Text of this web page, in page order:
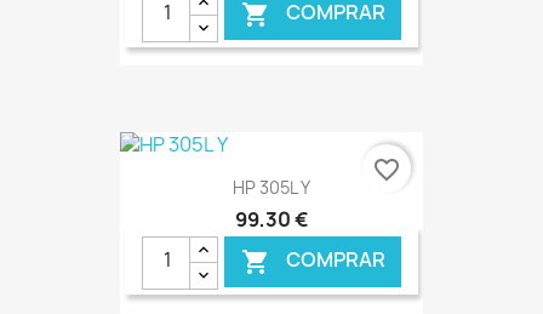
 COMPRAR
€ ONLINE
HP 305L Y
99,30 €
 COMPRAR
favorite_border